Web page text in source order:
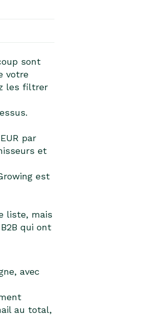
sont
votre
les filtrer
par
et
est
liste, mais
qui ont
avec
au total,